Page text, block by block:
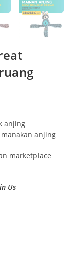
anjing
anjing
marketplace
Us